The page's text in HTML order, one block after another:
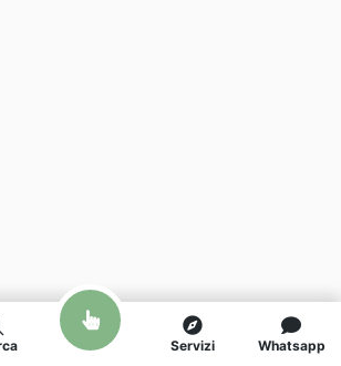
Servizi Whatsapp